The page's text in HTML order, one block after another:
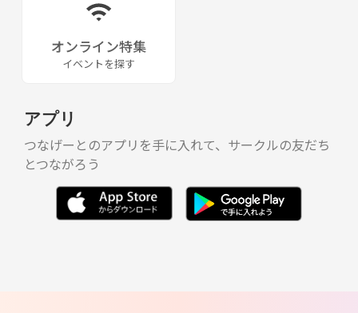
オンライン特集
イベントを探す
アプリ
つなげーとのアプリを手に入れて、サークルの友だち
とつながろう